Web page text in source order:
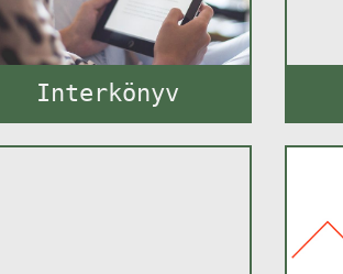
Interkönyv